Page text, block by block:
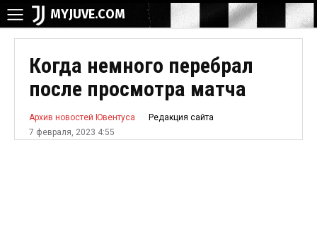
MYJUVE.COM
Когда немного перебрал
после просмотра матча
Архив новостей Ювентуса
Редакция сайта
7 февраля, 2023 4:55